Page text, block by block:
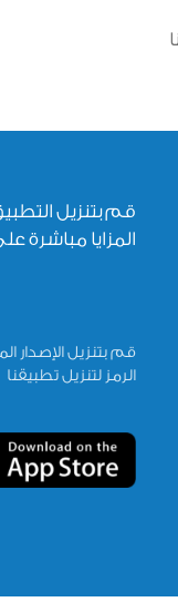
قم بتنزيل
المزايا
قم بتنزيل الإصدار
الرمز لتنزيل تطبيقنا